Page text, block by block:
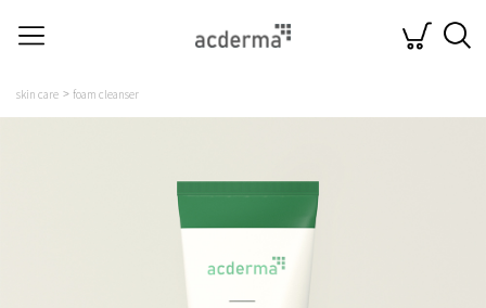
skin care foam cleanser